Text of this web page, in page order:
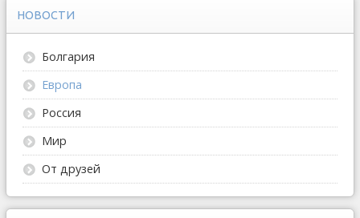
НОВОСТИ
Болгария
Европа
Россия
Мир
От друзей